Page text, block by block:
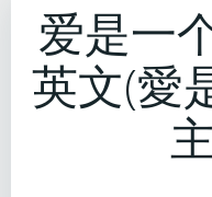
爱是一
英文(愛